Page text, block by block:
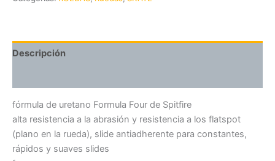
Descripción
fórmula de uretano Formula Four de Spitfire
alta resistencia a la abrasión y resistencia a los flatspot
(plano en la rueda), slide antiadherente para constantes,
rápidos y suaves slides